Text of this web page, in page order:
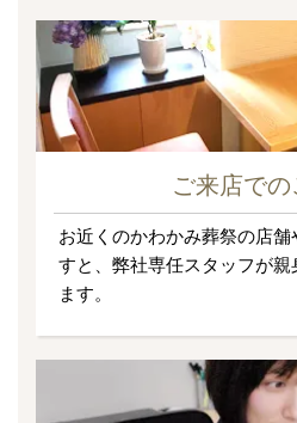
ご来店での
お近くのかわかみ葬祭の店舗
すと、弊社専任スタッフが親
ます。